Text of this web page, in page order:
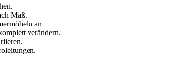
Maß.
an.
verändern.